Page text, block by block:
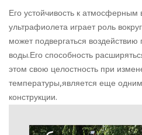
Его устойчивость к атмосферным
ультрафиолета играет роль
может подвергаться
воды.Его способность
этом свою целостность при
температуры,является еще
конструкции.